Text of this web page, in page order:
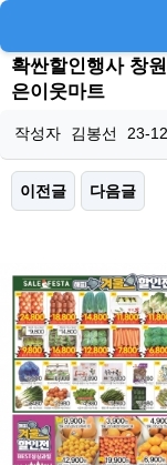
확싼할인행사 창
은이웃마트
작성자 김봉선 23-
이전글 다음글
본문